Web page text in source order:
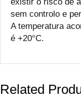
sem controlo e
A temperatura
é +20°C.
Related